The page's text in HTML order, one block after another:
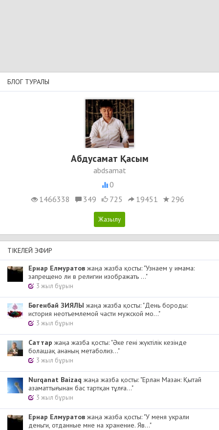
БЛОГ ТУРАЛЫ
Абдусамат Қасым
abdsamat
0
1466338
349 725 19451 296
ТІКЕЛЕЙ ЭФИР
Ернар Елмуратов жаңа жазба қосты: "Узнаем у имама:
запрещено ли в религии изображать ..."
3 жыл бұрын
Бөгенбай ЗИЯЛЫ жаңа жазба қосты: "День бороды:
история неотъемлемой части мужской мо..."
3 жыл бұрын
Cаттар жаңа жазба қосты: "Әке гені жүктілік кезінде
болашақ ананың метаболиз..."
3 жыл бұрын
Nurqanat Baizaq жаңа жазба қосты: "Ерлан Мазан: Қытай
азаматтығынан бас тартқан тұлға..."
3 жыл бұрын
Ернар Елмуратов жаңа жазба қосты: "У меня украли
деньги, отданные мне на хранение. Яв..."